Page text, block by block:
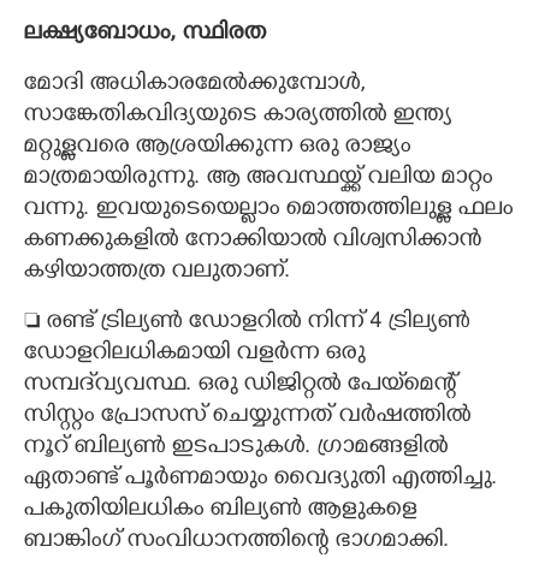
ലക്ഷ്യബോധം, സ്ഥിരത
മോദി അധികാരമേൽക്കുമ്പോൾ,
സാങ്കേതികവിദ്യയുടെ കാര്യത്തിൽ ഇന്ത്യ
മറ്റുള്ളവരെ ആശ്രയിക്കുന്ന ഒരു രാജ്യം
മാത്രമായിരുന്നു. ആ അവസ്ഥയ്ക്ക് വലിയ മാറ്റം
വന്നു. ഇവയുടെയെല്ലാം മൊത്തത്തിലുള്ള ഫലം
കണക്കുകളിൽ നോക്കിയാൽ വിശ്വസിക്കാൻ
കഴിയാത്തത്ര വലുതാണ്.
 രണ്ട് ട്രില്യൺ ഡോളറിൽ നിന്ന് 4 ട്രില്യൺ
ഡോളറിലധികമായി വളർന്ന ഒരു
സമ്പദ്‌വ്യവസ്ഥ. ഒരു ഡിജിറ്റൽ പേയ്‌മെന്റ്
സിസ്റ്റം പ്രോസസ് ചെയ്യുന്നത് വർഷത്തിൽ
നൂറ് ബില്യൺ ഇടപാടുകൾ. ഗ്രാമങ്ങളിൽ
ഏതാണ്ട് പൂർണമായും വൈദ്യുതി എത്തിച്ചു.
പകുതിയിലധികം ബില്യൺ ആളുകളെ
ബാങ്കിംഗ് സംവിധാനത്തിന്റെ ഭാഗമാക്കി.